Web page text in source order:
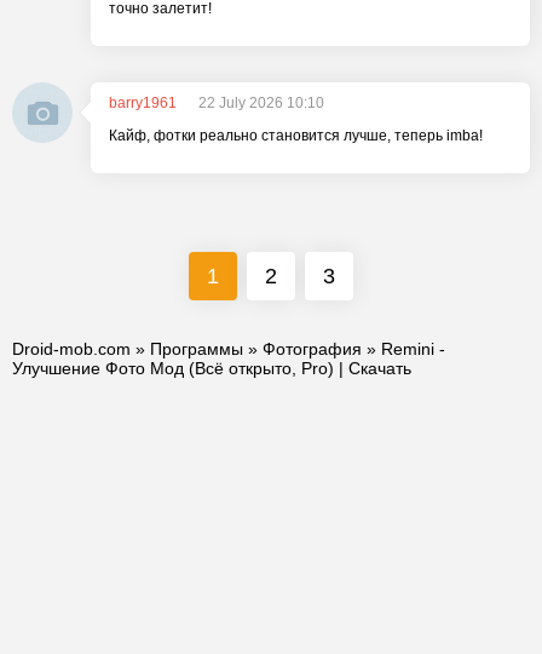
точно залетит!
barry1961
22 July 2026 10:10
Кайф, фотки реально становится лучше, теперь imba!
1 2 3
Droid-mob.com » Программы » Фотография » Remini -
Улучшение Фото Мод (Всё открыто, Pro) | Скачать